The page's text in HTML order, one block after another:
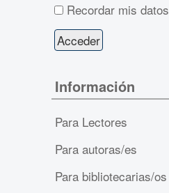
Recordar mis datos
Información
Para Lectores
Para autoras/es
Para bibliotecarias/os